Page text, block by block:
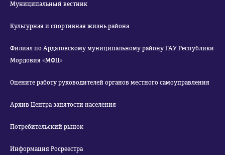
Муниципальный вестник
Культурная и спортивная жизнь района
Филиал по Ардатовскому муниципальному району ГАУ Республики
Мордовия «МФЦ»
Оцените работу руководителей органов местного самоуправления
Архив Центра занятости населения
Потребительский рынок
Информация Росреестра